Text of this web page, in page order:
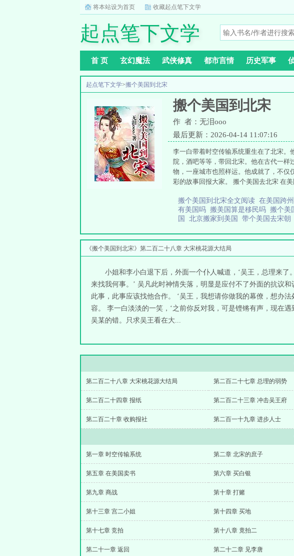
将本站设为首页 收藏起点笔下文学
起点笔下文学
首 页 玄幻魔法 武侠修真 都市言情 历史军事
起点笔下文学>搬个美国到北宋
搬个美国到北宋
作 者：无泪ooo
最后更新：2026-04-14 11:07:16
李一白带着时空传输系统重生在了北宋。
院，酒吧等等，带回北宋。他在古代一
物，一座城市也照样运。他成就了，不仅
彩的故事回报大家。 搬个美国去北宋 在
搬个美国到北宋全文阅读 在美国跨
有美国吗 搬美国算是移民吗 搬个美
国 北京搬家到美国 带个美国去宋朝
《搬个美国到北宋》第二百二十八章 大宋桃花源大结局
小姐和李小白退下后，外面一个仆人喊道，‘吴王，总理来了
来找我何事。’ 吴凡此时神情失落，明显是应付不了外面的抗议
此事，此事应该找他合作。 ‘吴王，我想请你做我的幕僚，想办
容。 李一白淡淡的一笑，‘之前你反对我，可是铿锵有声，现在
吴某的错。只求吴王看在大...
第二百二十八章 大宋桃花源大结局 第二百二十七章 总理的弱势
第二百二十四章 报纸 第二百二十三章 冲击吴王府
第二百二十章 收购报社 第二百一十九章 进步人士
第一章 时空传输系统 第二章 北宋的庶子
第五章 在美国卖书 第六章 买白银
第九章 商战 第十章 打赌
第十三章 宫二小姐 第十四章 买地
第十七章 竞拍 第十八章 竟拍二
第二十一章 返回 第二十二章 见李唐